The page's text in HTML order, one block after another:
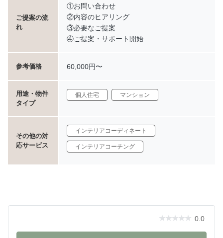
ご提案の流
れ
①お問い合わせ
②内容のヒアリング
③必要なご提案
④ご提案・サポート開始
参考価格 60,000円〜
用途・物件
タイプ
個人住宅 マンション
その他の対
応サービス
インテリアコーディネート
インテリアコーチング
0.0